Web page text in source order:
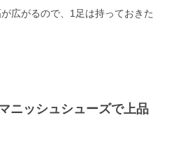
広がるので、1足は持っておきた
ニッシュシューズで上品